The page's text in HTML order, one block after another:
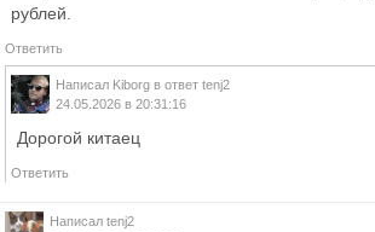
рублей.
Ответить
Написал Kiborg в ответ tenj2
24.05.2026 в 20:31:16
Дорогой китаец
Ответить
Написал tenj2